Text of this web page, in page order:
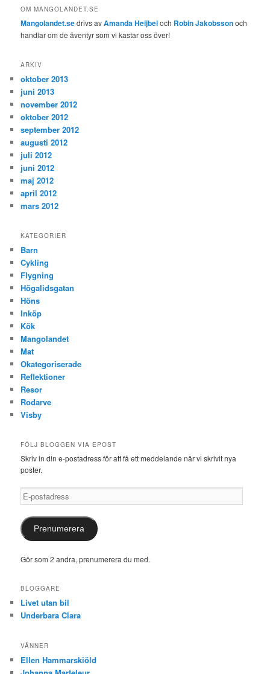
OM MANGOLANDET.SE
Mangolandet.sedrivs avAmanda Heijbeloch Robin Jakobssonoch
handlar om de äventyr som vi kastar oss över!
ARKIV
oktober 2013
juni 2013
november 2012
oktober 2012
september 2012
augusti 2012
juli 2012
juni 2012
maj 2012
april 2012
mars 2012
KATEGORIER
Barn
Cykling
Flygning
Högalidsgatan
Höns
Inköp
Kök
Mangolandet
Mat
Okategoriserade
Reflektioner
Resor
Rodarve
Visby
FÖLJ BLOGGEN VIA EPOST
Skriv in din e-postadress för att få ett meddelande när vi skrivit nya
poster.
E-
postadress
Prenumerera
Gör som 2 andra, prenumerera du med.
BLOGGARE
Livet utan bil
Underbara Clara
VÄNNER
Ellen Hammarskiöld